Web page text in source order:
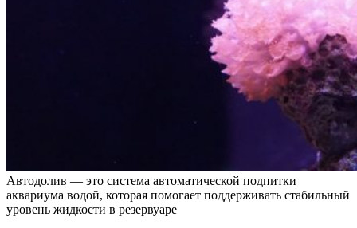
Автодолив — это система автоматической подпитки
аквариума водой, которая помогает поддерживать стабильный
уровень жидкости в резервуаре